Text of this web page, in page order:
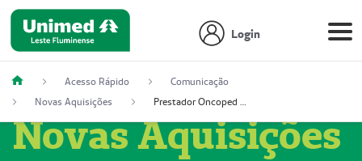
Login
Acesso Rápido
Comunicação
Novas Aquisições
Prestador Oncoped Serviços Médicos (51004335-0)
Novas Aquisições